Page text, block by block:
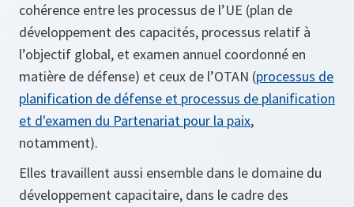
cohérence entre les processus de l’UE (plan de
développement des capacités, processus relatif à
l’objectif global, et examen annuel coordonné en
matière de défense) et ceux de l’OTAN (processus de
planification de défense et processus de planification
et d'examen du Partenariat pour la paix,
notamment).
Elles travaillent aussi ensemble dans le domaine du
développement capacitaire, dans le cadre des